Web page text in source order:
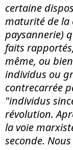
certaine
maturité de la
paysannerie)
faits
même, ou bien
individus ou
contrecarrée
"individus
révolution.
la voie
seconde.